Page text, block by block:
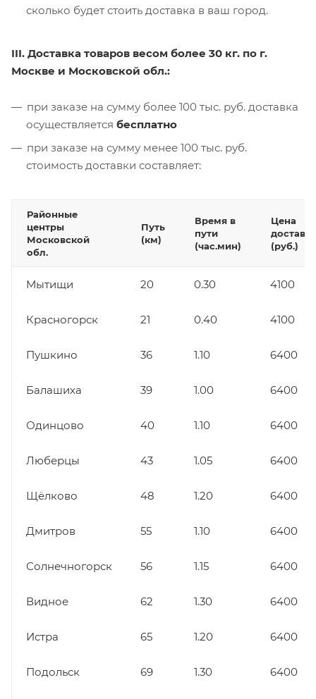
сколько будет стоить доставка в ваш город.
III. Доставка товаров весом более 30 кг. по г.
Москве и Московской обл.:
при заказе на сумму более 100 тыс. руб. доставка
осуществляется бесплатно
при заказе на сумму менее 100 тыс. руб.
стоимость доставки составляет:
Районные
центры
Московской
обл.
Путь
(км)
Время в
пути
(час.мин)
Цена
(руб.)
Мытищи 20 0.30 4100
Красногорск 21 0.40 4100
Пушкино 36 1.10 6400
Балашиха 39 1.00 6400
Одинцово 40 1.10 6400
Люберцы 43 1.05 6400
Щёлково 48 1.20 6400
Дмитров 55 1.10 6400
Солнечногорск 56 1.15 6400
Видное 62 1.30 6400
Истра 65 1.20 6400
Подольск 69 1.30 6400